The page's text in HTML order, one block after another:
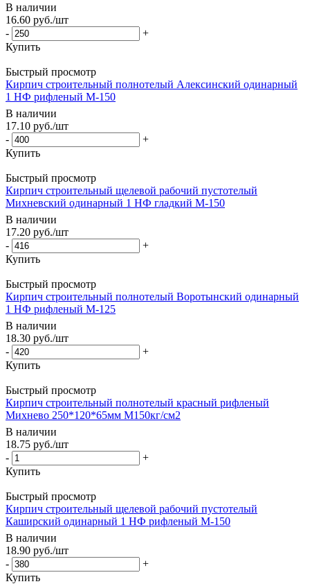
В наличии
16.60 руб./шт
-
+
Купить
Быстрый просмотр
Кирпич строительный полнотелый Алексинский одинарный
1 НФ рифленый М-150
В наличии
17.10 руб./шт
-
+
Купить
Быстрый просмотр
Кирпич строительный щелевой рабочий пустотелый
Михневский одинарный 1 НФ гладкий М-150
В наличии
17.20 руб./шт
-
+
Купить
Быстрый просмотр
Кирпич строительный полнотелый Воротынский одинарный
1 НФ рифленый М-125
В наличии
18.30 руб./шт
-
+
Купить
Быстрый просмотр
Кирпич строительный полнотелый красный рифленый
Михнево 250*120*65мм М150кг/см2
В наличии
18.75 руб./шт
-
+
Купить
Быстрый просмотр
Кирпич строительный щелевой рабочий пустотелый
Каширский одинарный 1 НФ рифленый М-150
В наличии
18.90 руб./шт
-
+
Купить